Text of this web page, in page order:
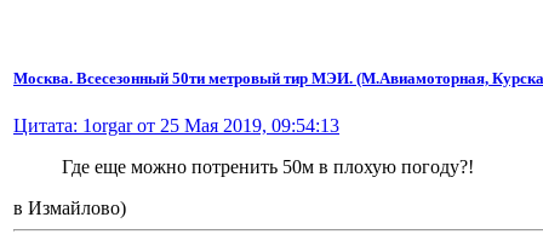
Москва. Всесезонный 50ти метровый тир МЭИ. (М.Авиамоторная,
Цитата: 1orgar от 25 Мая 2019, 09:54:13
Где еще можно потренить 50м в плохую погоду?!
в Измайлово)